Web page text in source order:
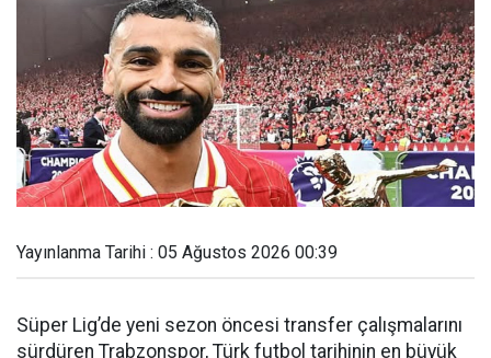
Yayınlanma Tarihi : 05 Ağustos 2026 00:39
Süper Lig’de yeni sezon öncesi transfer çalışmalarını
sürdüren Trabzonspor, Türk futbol tarihinin en büyük